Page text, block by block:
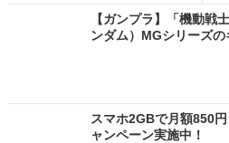
【ガンプラ】「機動戦
ンダム）MGシリーズ
スマホ2GBで月額850
ャンペーン実施中！